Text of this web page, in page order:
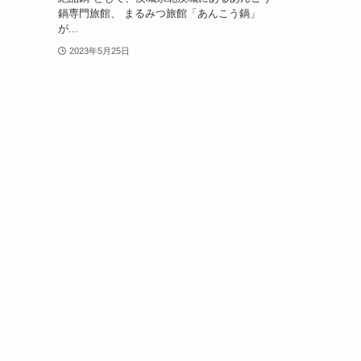
鍋専門旅館、 まるみつ旅館「あんこう鍋」
が...
2023年5月25日